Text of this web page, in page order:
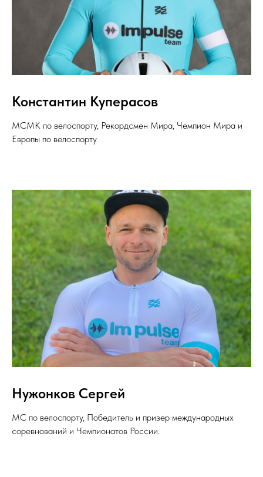
Константин Куперасов
МСМК по велоспорту, Рекордсмен Мира, Чемпион Мира и
Европы по велоспорту
Нужонков Сергей
МС по велоспорту, Победитель и призер международных
соревнований и Чемпионатов России.